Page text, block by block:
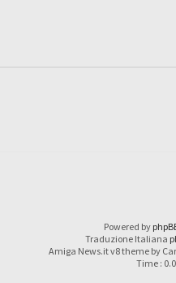
Powered by
Traduzione Italiana
Amiga News.it v8 theme by
Time :